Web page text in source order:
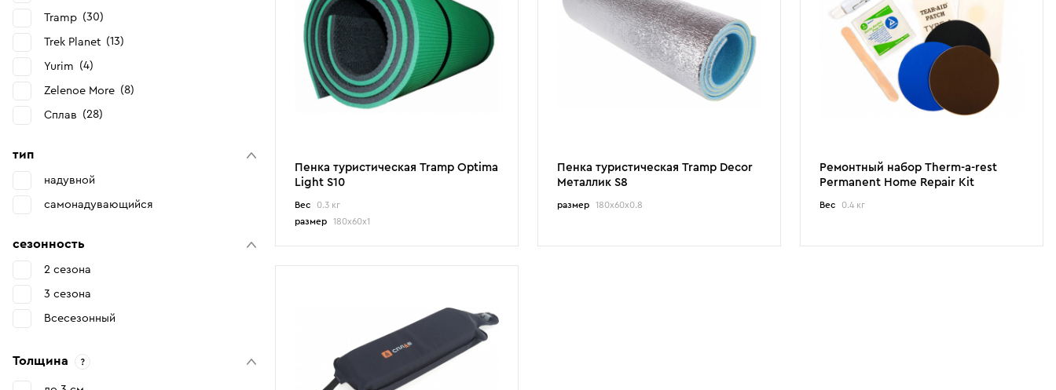
Tramp 30
Trek Planet 13
Yurim 4
Zelenoe More 8
Сплав 28
тип
надувной
самонадувающийся
сезонность
2 сезона
3 сезона
Всесезонный
Толщина
Пенка туристическая Tramp Optima
Light S10
Вес
0.3 кг
размер
180х60х1
Пенка туристическая Tramp Decor
Металлик S8
размер 180х60х0.8
Ремонтный набор Therm-a-rest
Permanent Home Repair Kit
Вес 0.4 кг